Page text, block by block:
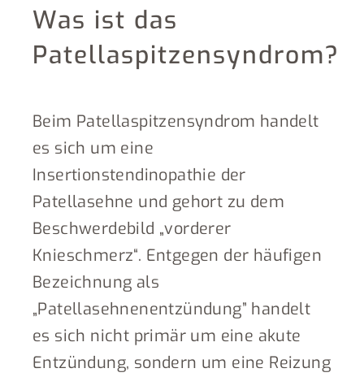
Was ist das
Patellaspitzensyndrom?
Beim Patellaspitzensyndrom handelt
es sich um eine
Insertionstendinopathie der
Patellasehne und gehort zu dem
Beschwerdebild „vorderer
Knieschmerz“. Entgegen der häufigen
Bezeichnung als
„Patellasehnenentzündung” handelt
es sich nicht primär um eine akute
Entzündung, sondern um eine Reizung